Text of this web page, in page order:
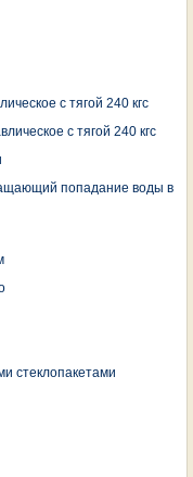
c тягой 240 кгс
c тягой 240 кгс
попадание воды в
стеклопакетами